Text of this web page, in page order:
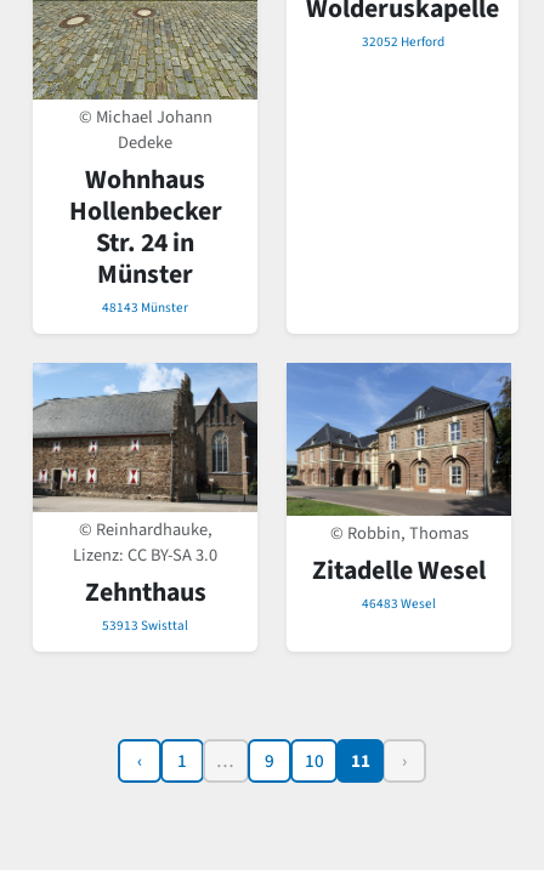
© Michael Johann
Dedeke
Wohnhaus
Hollenbecker
Str. 24 in
Münster
48143 Münster
Wolderuskapelle
32052 Herford
© Reinhardhauke,
Lizenz:CC BY-SA 3.0
Zehnthaus
53913 Swisttal
© Robbin, Thomas
Zitadelle Wesel
46483 Wesel
‹ 1 … 9 10 11 ›